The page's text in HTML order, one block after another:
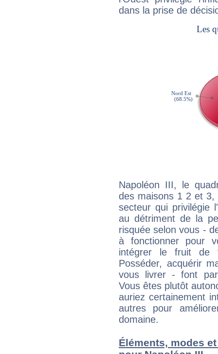
dans la prise de
Napoléon III, le
des maisons 1 2 et
secteur qui privilégie
au détriment de la
risquée selon vous -
à fonctionner pour
intégrer le fruit de
Posséder, acquérir
vous livrer - font
Vous êtes plutôt
auriez certainement
autres pour
domaine.
Éléments, modes